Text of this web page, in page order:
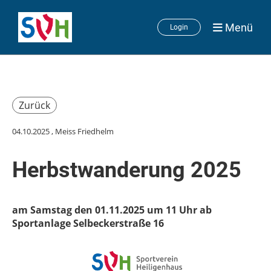
Login Menü
Zurück
04.10.2025, Meiss Friedhelm
Herbstwanderung 2025
am Samstag den 01.11.2025 um 11 Uhr ab
Sportanlage Selbeckerstraße 16